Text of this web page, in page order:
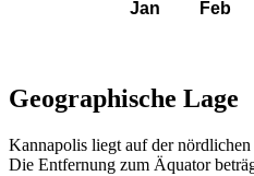
Geographische Lage
Kannapolis liegt auf der
Die Entfernung zum Äquator